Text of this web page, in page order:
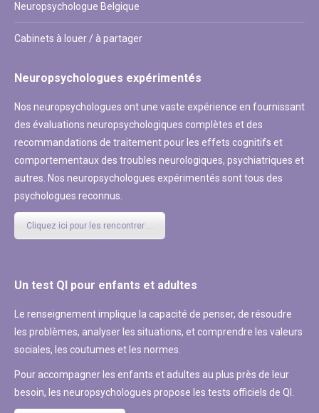
Neuropsychologue Belgique
Cabinets à louer / à partager
Neuropsychologues expérimentés
Nos neuropsychologues ont une vaste expérience en fournissant
des évaluations neuropsychologiques complètes et des
recommandations de traitement pour les effets cognitifs et
comportementaux des troubles neurologiques, psychiatriques et
autres. Nos neuropsychologues expérimentés sont tous des
psychologues reconnus.
Cliquez ici pour les rencontrer ...
Un test QI pour enfants et adultes
Le renseignement implique la capacité de penser, de résoudre
les problèmes, analyser les situations, et comprendre les valeurs
sociales, les coutumes et les normes.
Pour accompagner les enfants et adultes au plus près de leur
besoin, les neuropsychologues propose les tests officiels de QI.